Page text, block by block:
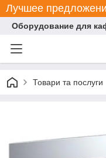
Лучшее
Оборудование для
Товари та послуги